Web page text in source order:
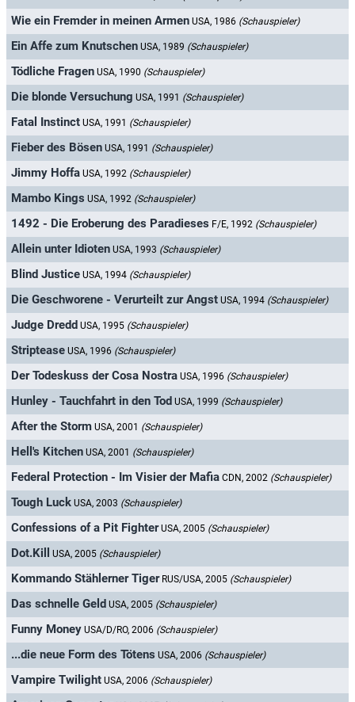
Wie ein Fremder in meinen Armen USA, 1986 (Schauspieler)
Ein Affe zum Knutschen USA, 1989 (Schauspieler)
Tödliche Fragen USA, 1990 (Schauspieler)
Die blonde Versuchung USA, 1991 (Schauspieler)
Fatal Instinct USA, 1991 (Schauspieler)
Fieber des Bösen USA, 1991 (Schauspieler)
Jimmy Hoffa USA, 1992 (Schauspieler)
Mambo Kings USA, 1992 (Schauspieler)
1492 - Die Eroberung des Paradieses F/E, 1992 (Schauspieler)
Allein unter Idioten USA, 1993 (Schauspieler)
Blind Justice USA, 1994 (Schauspieler)
Die Geschworene - Verurteilt zur Angst USA, 1994 (Schauspieler)
Judge Dredd USA, 1995 (Schauspieler)
Striptease USA, 1996 (Schauspieler)
Der Todeskuss der Cosa Nostra USA, 1996 (Schauspieler)
Hunley - Tauchfahrt in den Tod USA, 1999 (Schauspieler)
After the Storm USA, 2001 (Schauspieler)
Hell's Kitchen USA, 2001 (Schauspieler)
Federal Protection - Im Visier der Mafia CDN, 2002 (Schauspieler)
Tough Luck USA, 2003 (Schauspieler)
Confessions of a Pit Fighter USA, 2005 (Schauspieler)
Dot.Kill USA, 2005 (Schauspieler)
Kommando Stählerner Tiger RUS/USA, 2005 (Schauspieler)
Das schnelle Geld USA, 2005 (Schauspieler)
Funny Money USA/D/RO, 2006 (Schauspieler)
...die neue Form des Tötens USA, 2006 (Schauspieler)
Vampire Twilight USA, 2006 (Schauspieler)